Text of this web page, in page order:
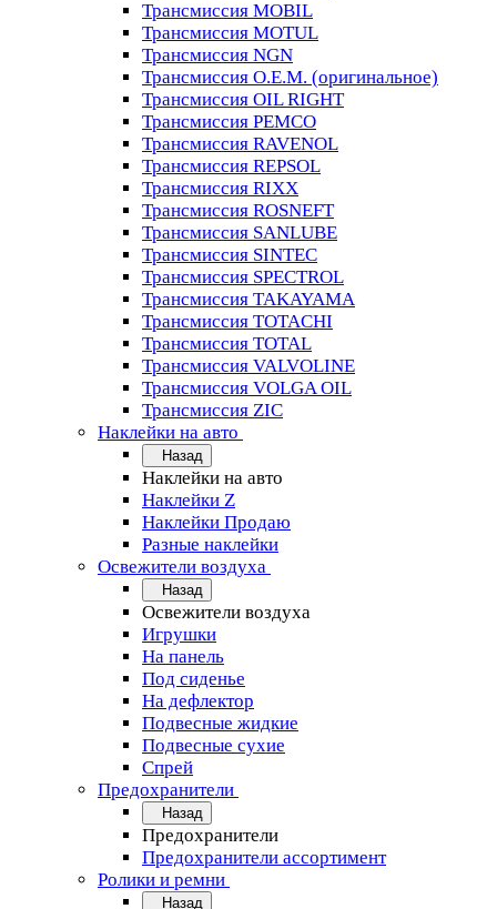
Трансмиссия MOBIL
Трансмиссия MOTUL
Трансмиссия NGN
Трансмиссия O.E.M. (оригинальное)
Трансмиссия OIL RIGHT
Трансмиссия PEMCO
Трансмиссия RAVENOL
Трансмиссия REPSOL
Трансмиссия RIXX
Трансмиссия ROSNEFT
Трансмиссия SANLUBE
Трансмиссия SINTEC
Трансмиссия SPECTROL
Трансмиссия TAKAYAMA
Трансмиссия TOTACHI
Трансмиссия TOTAL
Трансмиссия VALVOLINE
Трансмиссия VOLGA OIL
Трансмиссия ZIC
Наклейки на авто
Назад
Наклейки на авто
Наклейки Z
Наклейки Продаю
Разные наклейки
Освежители воздуха
Назад
Освежители воздуха
Игрушки
На панель
Под сиденье
На дефлектор
Подвесные жидкие
Подвесные сухие
Спрей
Предохранители
Назад
Предохранители
Предохранители ассортимент
Ролики и ремни
Назад